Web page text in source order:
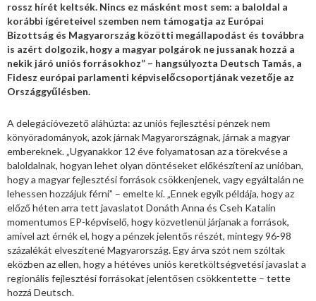
rossz hírét keltsék. Nincs ez másként most sem: a baloldal a
korábbi ígéreteivel szemben nem támogatja az Európai
Bizottság és Magyarország közötti megállapodást és továbbra
is azért dolgozik, hogy a magyar polgárok ne jussanak hozzá a
nekik járó uniós forrásokhoz” – hangsúlyozta Deutsch Tamás, a
Fidesz európai parlamenti képviselőcsoportjának vezetője az
Országgyűlésben.
A delegációvezető aláhúzta: az uniós fejlesztési pénzek nem
könyöradományok, azok járnak Magyarországnak, járnak a magyar
embereknek. „Ugyanakkor 12 éve folyamatosan az a törekvése a
baloldalnak, hogyan lehet olyan döntéseket előkészíteni az unióban,
hogy a magyar fejlesztési források csökkenjenek, vagy egyáltalán ne
lehessen hozzájuk férni” – emelte ki. „Ennek egyik példája, hogy az
előző héten arra tett javaslatot Donáth Anna és Cseh Katalin
momentumos EP-képviselő, hogy közvetlenül járjanak a források,
amivel azt érnék el, hogy a pénzek jelentős részét, mintegy 96-98
százalékát elveszítené Magyarország. Egy árva szót nem szóltak
eközben az ellen, hogy a hétéves uniós keretköltségvetési javaslat a
regionális fejlesztési forrásokat jelentősen csökkentette – tette
hozzá Deutsch.